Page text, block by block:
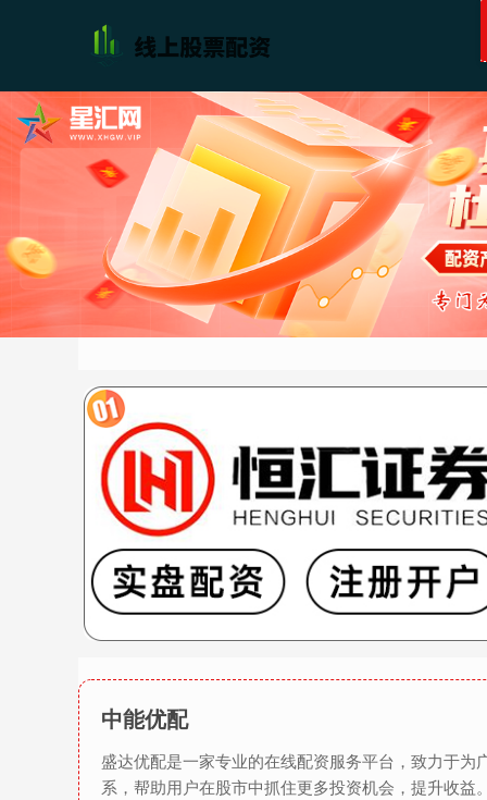
中能优配
盛达优配是一家专业的在线配资服务平台，致力于
系，帮助用户在股市中抓住更多投资机会，提升收